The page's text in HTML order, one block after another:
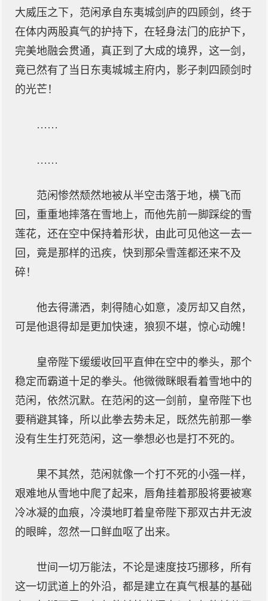
大威压之下，范闲承自东夷城剑庐的四顾剑，终于
在体内两股真气的护持下，在轻身法门的庇护下，
完美地融会贯通，真正到了大成的境界，这一剑，
竟已然有了当日东夷城城主府内，影子刺四顾剑时
的光芒！
……
……
范闲惨然颓然地被从半空击落于地，横飞而
回，重重地摔落在雪地上，而他先前一脚踩绽的雪
莲花，还在空中保持着形状，由此可见他这一去一
回，竟是那样的迅疾，快到那朵雪莲都还来不及
碎！
他去得潇洒，刺得随心如意，凌厉却又自然，
可是他退得却是更加快速，狼狈不堪，惊心动魄！
皇帝陛下缓缓收回平直伸在空中的拳头，那个
稳定而霸道十足的拳头。他微微眯眼看着雪地中的
范闲，依然沉默。在范闲的这一剑前，皇帝陛下也
要稍避其锋，所以此拳去势未足，既然先前那一拳
没有生生打死范闲，这一拳想必也是打不死的。
果不其然，范闲就像一个打不死的小强一样，
艰难地从雪地中爬了起来，唇角挂着那股将要被寒
冷冰凝的血痕，冷漠地盯着皇帝陛下那双古井无波
的眼眸，忽然一口鲜血呕了出来。
世间一切万能法，不论是速度技巧挪移，所有
这一切武道上的外沿，都是建立在真气根基的基础